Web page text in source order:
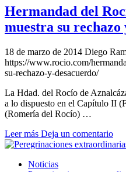
Hermandad del
muestra su rechazo
18 de marzo de 2014 Diego
https://www.rocio.com/
su-rechazo-y-desacuerdo/
La Hdad. del Rocío de
a lo dispuesto en el Capítulo II
(Romería del Rocío) …
Leer más Deja un comentario
Noticias